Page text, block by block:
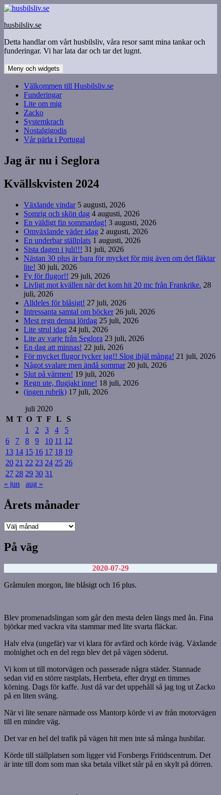
Hoppa
innehåll
husbilsliv.se
Detta handlar om vårt husbilsliv, våra resor samt mina tankar och
funderingar. Vi har lata dar och tar det lugnt.
Meny och widgets
Välkommen till Husbilsliv.se
Funderingar
Lite om mig
Zacko
Systemkrach
Nostalgigodis
Vår pärla i Portugal
Jag är nu i Seglora
Kvällskvisten 2024
Växlande vindar 5 augusti, 2026
Somrig och skön dag 4 augusti, 2026
En väldigt fin sommardag! 3 augusti, 2026
Omväxlande väder idag 2 augusti, 2026
En underbar ställplats 1 augusti, 2026
Sista dagen i juli!!! 31 juli, 2026
Nästan 30 plus är bara för mycket för mig även om det fläktar
lite! 30 juli, 2026
Fy för flugor!! 29 juli, 2026
Livligt mot kvällen när det kom hit 20 mc från Frankrike. 28
juli, 2026
Alldeles för blåsigt! 27 juli, 2026
Intressanta samtal om böcker 26 juli, 2026
Mest regn denna lördag 25 juli, 2026
Lite strul idag 24 juli, 2026
Lite av varje från Seglora 23 juli, 2026
En dag att minnas! 22 juli, 2026
För mycket flugor tycker jag!! Slog ihjäl många! 21 juli, 2026
Något svalare men ändå sommar 20 juli, 2026
Slut på värmen! 19 juli, 2026
Regn ute, flugjakt inne! 18 juli, 2026
(ingen rubrik) 17 juli, 2026
juli 2020
M T O T F L
S
1
2 3 4
5
6
7 8 9 10 11 12
13 14 15 16 17 18 19
20 21 22 23 24 25 26
27 28 29 30 31
« jun
aug »
Årets månader
Årets
På väg
2020-07-29
Gråmulen morgon, lite blåsigt och 16 plus.
Blev promenadslingan som går den mesta delen längs med ån. Fina
björkar med vackra vita stammar med lite svarta fläckar.
Halv elva (ungefär) var vi klara för avfärd och körde iväg. Växlande
molnighet och en del regn blev det på vägen söderut.
Vi kom ut till motorvägen och passerade några städer. Stannade
sedan vid en större rastplats, Herrbeta, efter drygt en timmes
körning. Dags för kaffe. Just då var det uppehåll så jag tog ut Zacko
på en liten sväng.
När vi lite senare närmade oss Mantorp körde vi av från motorvägen
till en mindre väg.
Det var en hel del trafik på vägen hit men inte så många husbilar.
Körde till ställplatsen som ligger vid Forsbergs Fritidscentrum. Det
är inte till dom som man ska betala vilket står på en skylt på dörren.